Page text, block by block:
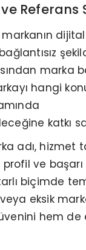
Referans
marka
hangi
katkı
adı, hizmet
ve başarı
biçimde
veya eksik
hem